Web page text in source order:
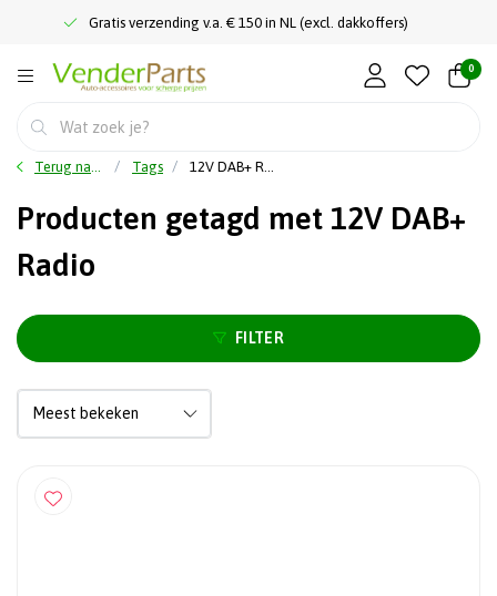
Gratis verzending v.a. € 150 in NL (excl. dakkoffers)
0
Terug naar home Tags 12V DAB+ Radio
Producten getagd met 12V DAB+
Radio
FILTER